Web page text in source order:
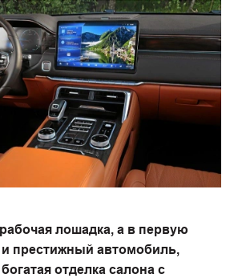
лошадка, а в первую
престижный автомобиль,
отделка салона с